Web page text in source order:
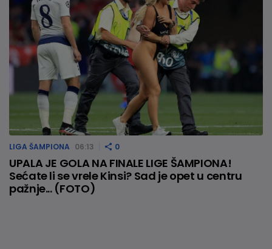
LIGA ŠAMPIONA 06:13 0
UPALA JE GOLA NA FINALE LIGE ŠAMPIONA!
Sećate li se vrele Kinsi? Sad je opet u centru
pažnje... (FOTO)